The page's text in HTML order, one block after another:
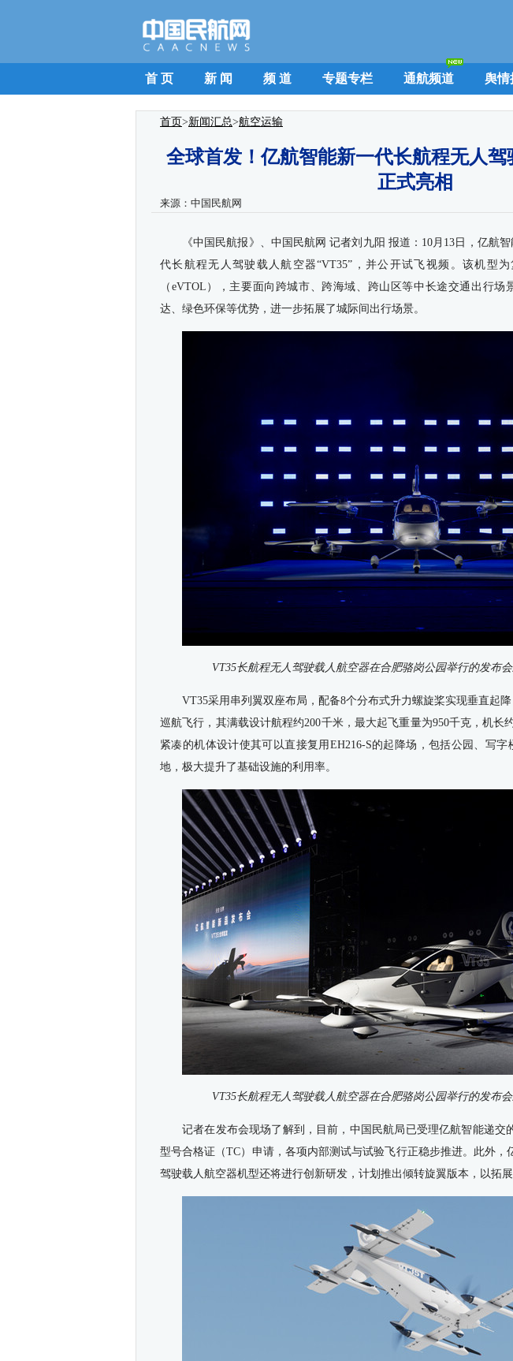
首 页 新 闻 频 道 专题专栏 通航频道 舆情
首页>新闻汇总>航空运输
全球首发！亿航智能新一代长航程无人
正式亮相
来源： 中国民航网
《中国民航报》、中国民航网 记者刘九阳 报道：10月13日，亿航
代长航程无人驾驶载人航空器“VT35”，并公开试飞视频。该机型
（eVTOL），主要面向跨城市、跨海域、跨山区等中长途交通出行场
达、绿色环保等优势，进一步拓展了城际间出行场景。
VT35长航程无人驾驶载人航空器在合肥骆岗公园举行的发布会
VT35采用串列翼双座布局，配备8个分布式升力螺旋桨实现垂直起
巡航飞行，其满载设计航程约200千米，最大起飞重量为950千克，机长
紧凑的机体设计使其可以直接复用EH216-S的起降场，包括公园、写
地，极大提升了基础设施的利用率。
VT35长航程无人驾驶载人航空器在合肥骆岗公园举行的发布会
记者在发布会现场了解到，目前，中国民航局已受理亿航智能递交
型号合格证（TC）申请，各项内部测试与试验飞行正稳步推进。此外，
驾驶载人航空器机型还将进行创新研发，计划推出倾转旋翼版本，以拓展